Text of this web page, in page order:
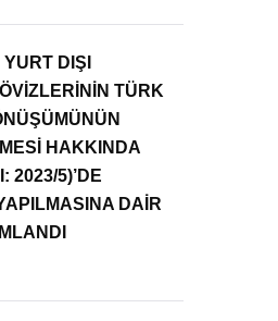
DIŞI
TÜRK
HAKKINDA
2023/5)’DE
DAİR